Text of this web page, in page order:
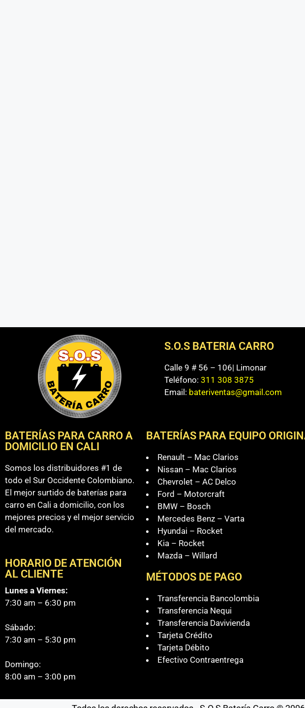
S.O.S BATERIA CARRO
Calle 9 # 56 – 106| Limonar
Teléfono:311 308 3875
Email: bateriventas@gmail.com
BATERÍAS PARA CARRO A
DOMICILIO EN CALI
Somos los distribuidores #1 de
todo el Sur Occidente Colombiano.
El mejor surtido de baterías para
carro en Cali a domicilio, con los
mejores precios y el mejor servicio
del mercado.
HORARIO DE ATENCIÓN
AL CLIENTE
Lunes a Viernes:
7:30 am – 6:30 pm
Sábado:
7:30 am – 5:30 pm
Domingo:
8:00 am – 3:00 pm
BATERÍAS PARA EQUIPO
Renault – Mac Clarios
Nissan – Mac Clarios
Chevrolet – AC Delco
Ford – Motorcraft
BMW – Bosch
Mercedes Benz – Varta
Hyundai – Rocket
Kia – Rocket
Mazda – Willard
MÉTODOS DE PAGO
Transferencia Bancolombia
Transferencia Nequi
Transferencia Davivienda
Tarjeta Crédito
Tarjeta Débito
Efectivo Contraentrega